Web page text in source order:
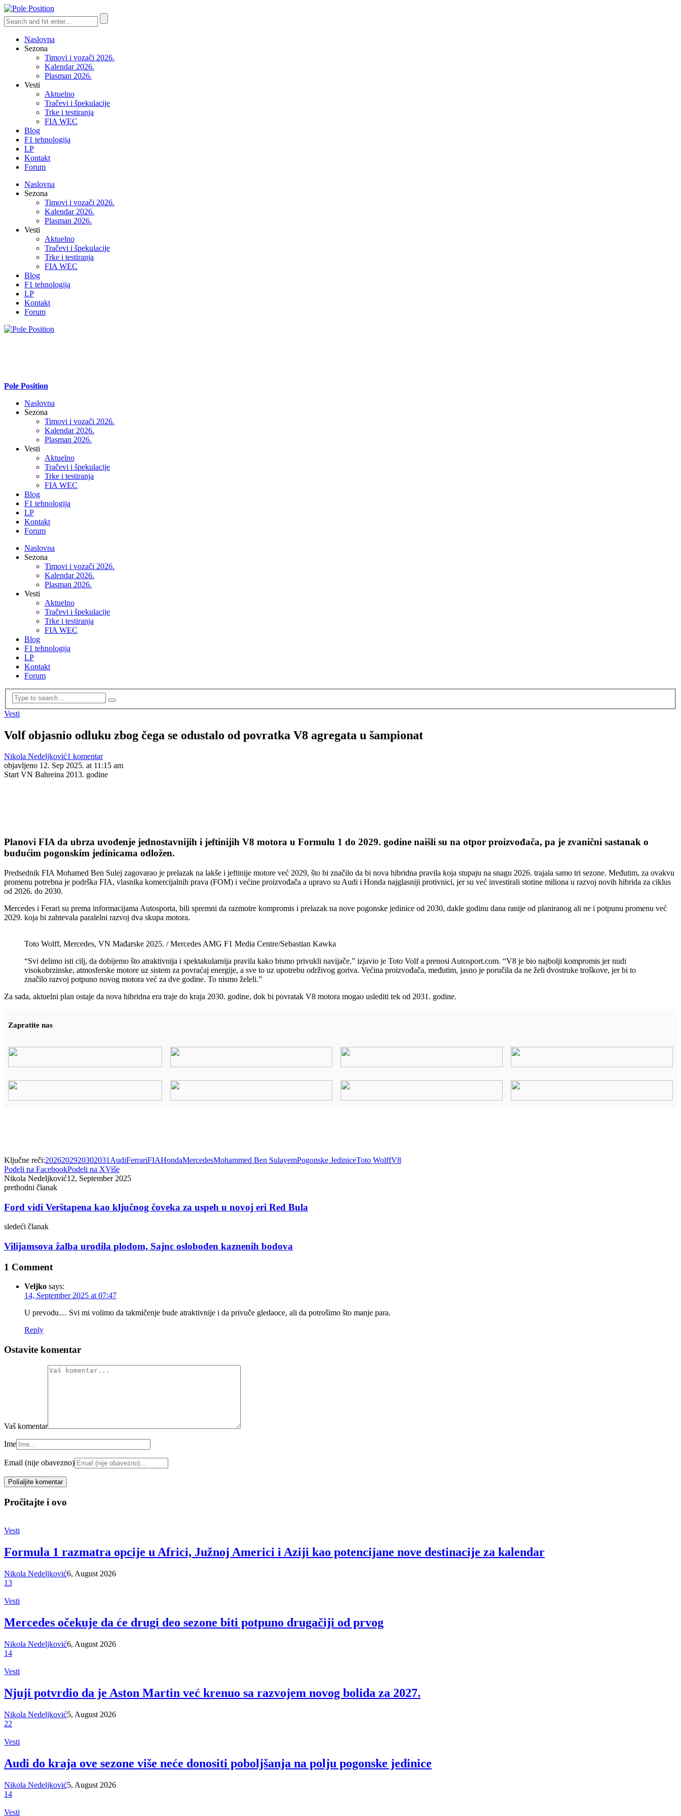
Naslovna
Sezona
Timovi i vozači 2026.
Kalendar 2026.
Plasman 2026.
Vesti
Aktuelno
Tračevi i špekulacije
Trke i testiranja
FIA WEC
Blog
F1 tehnologija
LP
Kontakt
Forum
Naslovna
Sezona
Timovi i vozači 2026.
Kalendar 2026.
Plasman 2026.
Vesti
Aktuelno
Tračevi i špekulacije
Trke i testiranja
FIA WEC
Blog
F1 tehnologija
LP
Kontakt
Forum
Pole Position
Naslovna
Sezona
Timovi i vozači 2026.
Kalendar 2026.
Plasman 2026.
Vesti
Aktuelno
Tračevi i špekulacije
Trke i testiranja
FIA WEC
Blog
F1 tehnologija
LP
Kontakt
Forum
Naslovna
Sezona
Timovi i vozači 2026.
Kalendar 2026.
Plasman 2026.
Vesti
Aktuelno
Tračevi i špekulacije
Trke i testiranja
FIA WEC
Blog
F1 tehnologija
LP
Kontakt
Forum
Vesti
Volf objasnio odluku zbog čega se odustalo od povratka V8 agregata u šampionat
Nikola Nedeljković1 komentar
objavljeno 12. Sep 2025. at 11:15 am
Start VN Bahreina 2013. godine
Planovi FIA da ubrza uvođenje jednostavnijih i jeftinijih V8 motora u Formulu 1 do 2029. godine naišli su na otpor proizvođača, pa je zvanični sastanak o
budućim pogonskim jedinicama odložen.
Predsednik FIA Mohamed Ben Sulej zagovarao je prelazak na lakše i jeftinije motore već 2029, što bi značilo da bi nova hibridna pravila koja stupaju na snagu 2026. trajala samo tri sezone. Međutim, za ovakvu
promenu potrebna je podrška FIA, vlasnika komercijalnih prava (FOM) i većine proizvođača a upravo su Audi i Honda najglasniji protivnici, jer su već investirali stotine miliona u razvoj novih hibrida za ciklus
od 2026. do 2030.
Mercedes i Ferari su prema informacijama Autosporta, bili spremni da razmotre kompromis i prelazak na nove pogonske jedinice od 2030, dakle godinu dana ranije od planiranog ali ne i potpunu promenu već
2029. koja bi zahtevala paralelni razvoj dva skupa motora.
Toto Wolff, Mercedes, VN Mađarske 2025. / Mercedes AMG F1 Media Centre/Sebastian Kawka
“Svi delimo isti cilj, da dobijemo što atraktivnija i spektakularnija pravila kako bismo privukli navijače.” izjavio je Toto Volf a prenosi Autosport.com. “V8 je bio najbolji kompromis jer nudi
visokobrzinske, atmosferske motore uz sistem za povraćaj energije, a sve to uz upotrebu održivog goriva. Većina proizvođača, međutim, jasno je poručila da ne želi dvostruke troškove, jer bi to
značilo razvoj potpuno novog motora već za dve godine. To nismo želeli.”
Za sada, aktuelni plan ostaje da nova hibridna era traje do kraja 2030. godine, dok bi povratak V8 motora mogao uslediti tek od 2031. godine.
Zapratite nas
Ključne reči:2026202920302031 AudiFerrariFIAHondaMercedesMohammed Ben SulayemPogonske JediniceToto WolffV8
Podeli na FacebookPodeli na XViše
Nikola Nedeljković12, September 2025
prethodni članak
Ford vidi Verštapena kao ključnog čoveka za uspeh u novoj eri Red Bula
sledeći članak
Vilijamsova žalba urodila plodom, Sajnc oslobođen kaznenih bodova
1 Comment
Veljko says:
14, September 2025 at 07:47
U prevodu… Svi mi volimo da takmičenje bude atraktivnije i da privuče gledaoce, ali da potrošimo što manje para.
Reply
Ostavite komentar
Vaš komentar
Ime
Email (nije obavezno)
Pročitajte i ovo
Vesti
Formula 1 razmatra opcije u Africi, Južnoj Americi i Aziji kao potencijane nove destinacije za kalendar
Nikola Nedeljković6, August 2026
13
Vesti
Mercedes očekuje da će drugi deo sezone biti potpuno drugačiji od prvog
Nikola Nedeljković6, August 2026
14
Vesti
Njuji potvrdio da je Aston Martin već krenuo sa razvojem novog bolida za 2027.
Nikola Nedeljković5, August 2026
22
Vesti
Audi do kraja ove sezone više neće donositi poboljšanja na polju pogonske jedinice
Nikola Nedeljković5, August 2026
14
Vesti